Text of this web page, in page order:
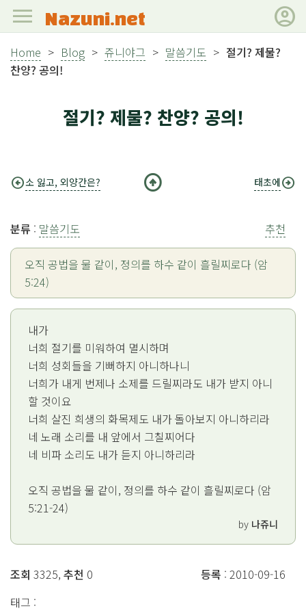
menu Nazuni.net account_circle
Home > Blog > 쥬니야그 > 말씀기도 > 절기? 제물?
찬양? 공의!
절기? 제물? 찬양? 공의!
arrow_circle_left소 잃고, 외양간은? arrow_circle_up 태초에arrow_circle_right
분류 : 말씀기도 추천
오직 공법을 물 같이, 정의를 하수 같이 흘릴찌로다 (암
5:24)
내가
너희 절기를 미워하여 멸시하며
너희 성회들을 기뻐하지 아니하나니
너희가 내게 번제나 소제를 드릴찌라도 내가 받지 아니
할 것이요
너희 살진 희생의 화목제도 내가 돌아보지 아니하리라
네 노래 소리를 내 앞에서 그칠찌어다
네 비파 소리도 내가 듣지 아니하리라
오직 공법을 물 같이, 정의를 하수 같이 흘릴찌로다 (암
5:21-24)
by 나쥬니
조회 3325, 추천 0 등록 : 2010-09-16
태그 :